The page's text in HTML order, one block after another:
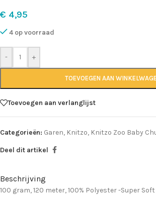
€ 4,95
4 op voorraad
- +
TOEVOEGEN AAN
Toevoegen aan verlanglijst
Categorieën: Garen, Knitzo, Knitzo Zoo Baby
Deel dit artikel
Beschrijving
100 gram, 120 meter, 100% Polyester -Super